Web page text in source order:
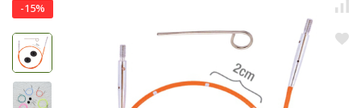
-15%